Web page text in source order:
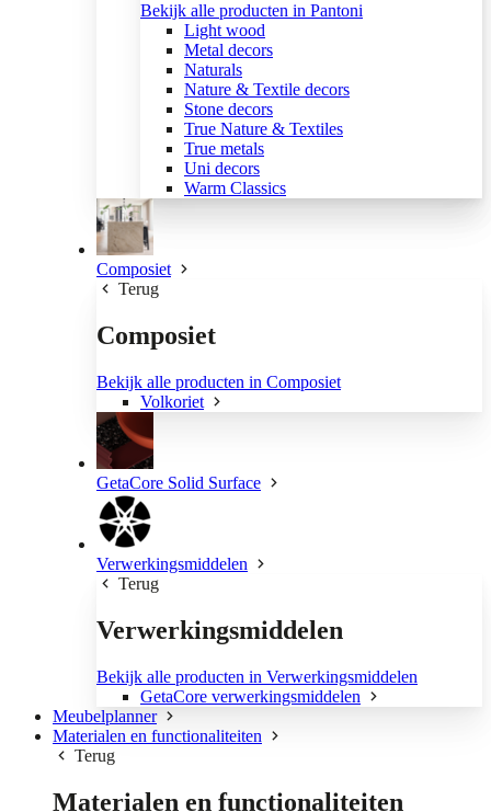
Bekijk alle producten in Pantoni
Light wood
Metal decors
Naturals
Nature & Textile decors
Stone decors
True Nature & Textiles
True metals
Uni decors
Warm Classics
Composiet
Terug
Composiet
Bekijk alle producten in Composiet
Volkoriet
GetaCore Solid Surface
Verwerkingsmiddelen
Terug
Verwerkingsmiddelen
Bekijk alle producten in Verwerkingsmiddelen
GetaCore verwerkingsmiddelen
Meubelplanner
Materialen en functionaliteiten
Terug
Materialen en functionaliteiten